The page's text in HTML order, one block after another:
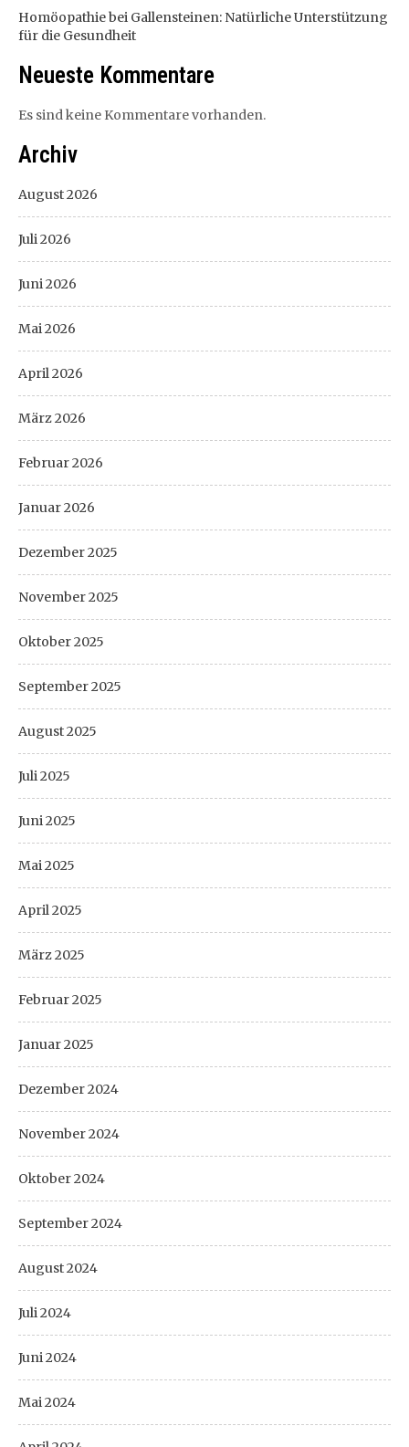
Homöopathie bei Gallensteinen: Natürliche Unterstützung
für die Gesundheit
Neueste Kommentare
Es sind keine Kommentare vorhanden.
Archiv
August 2026
Juli 2026
Juni 2026
Mai 2026
April 2026
März 2026
Februar 2026
Januar 2026
Dezember 2025
November 2025
Oktober 2025
September 2025
August 2025
Juli 2025
Juni 2025
Mai 2025
April 2025
März 2025
Februar 2025
Januar 2025
Dezember 2024
November 2024
Oktober 2024
September 2024
August 2024
Juli 2024
Juni 2024
Mai 2024